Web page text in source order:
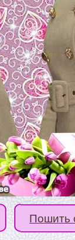
Пошить